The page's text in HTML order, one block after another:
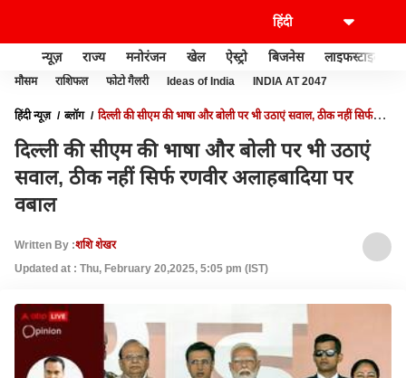
न्यूज़ राज्य मनोरंजन खेल ऐस्ट्रो बिजनेस लाइफस्टाइल
मौसम राशिफल फोटो गैलरी Ideas of India INDIA AT 2047
हिंदी न्यूज़ ब्लॉग
दिल्ली की सीएम की भाषा और बोली पर भी उठाएं सवाल, ठीक नहीं सिर्फ
दिल्ली की सीएम की भाषा और बोली पर भी उठाएं
सवाल, ठीक नहीं सिर्फ रणवीर अलाहबादिया पर
वबाल
Written By :शशि शेखर
Updated at : Thu, February 20,2025, 5:05 pm (IST)